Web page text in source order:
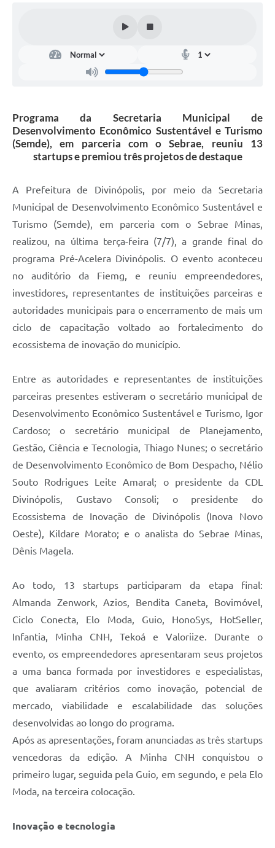
Programa da Secretaria Municipal de
Desenvolvimento Econômico Sustentável e Turismo
(Semde), em parceria com o Sebrae, reuniu 13
startups e premiou três projetos de destaque
A Prefeitura de Divinópolis, por meio da Secretaria
Municipal de Desenvolvimento Econômico Sustentável e
Turismo (Semde), em parceria com o Sebrae Minas,
realizou, na última terça-feira (7/7), a grande final do
programa Pré-Acelera Divinópolis. O evento aconteceu
no auditório da Fiemg, e reuniu empreendedores,
investidores, representantes de instituições parceiras e
autoridades municipais para o encerramento de mais um
ciclo de capacitação voltado ao fortalecimento do
ecossistema de inovação do município.
Entre as autoridades e representantes de instituições
parceiras presentes estiveram o secretário municipal de
Desenvolvimento Econômico Sustentável e Turismo, Igor
Cardoso; o secretário municipal de Planejamento,
Gestão, Ciência e Tecnologia, Thiago Nunes; o secretário
de Desenvolvimento Econômico de Bom Despacho, Nélio
Souto Rodrigues Leite Amaral; o presidente da CDL
Divinópolis, Gustavo Consoli; o presidente do
Ecossistema de Inovação de Divinópolis (Inova Novo
Oeste), Kildare Morato; e o analista do Sebrae Minas,
Dênis Magela.
Ao todo, 13 startups participaram da etapa final:
Almanda Zenwork, Azios, Bendita Caneta, Bovimóvel,
Ciclo Conecta, Elo Moda, Guio, HonoSys, HotSeller,
Infantia, Minha CNH, Tekoá e Valoriize. Durante o
evento, os empreendedores apresentaram seus projetos
a uma banca formada por investidores e especialistas,
que avaliaram critérios como inovação, potencial de
mercado, viabilidade e escalabilidade das soluções
desenvolvidas ao longo do programa.
Após as apresentações, foram anunciadas as três startups
vencedoras da edição. A Minha CNH conquistou o
primeiro lugar, seguida pela Guio, em segundo, e pela Elo
Moda, na terceira colocação.
Inovação e tecnologia